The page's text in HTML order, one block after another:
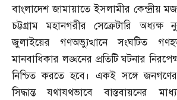
বাংলাদেশ জামায়াতে ইসলামীর কেন্দ্রীয়
চট্টগ্রাম মহানগরীর সেক্রেটারি
জুলাইয়ের গণঅভ্যুত্থানে সংঘটিত
মানবাধিকার লঙ্ঘনের প্রতিটি ঘটনার
নিশ্চিত করতে হবে। একই সঙ্গে
সিদ্ধান্ত যথাযথভাবে বাস্তবায়নের